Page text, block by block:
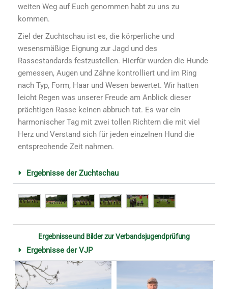
weiten Weg auf Euch genommen habt zu uns zu
kommen.
Ziel der Zuchtschau ist es, die körperliche und
wesensmäßige Eignung zur Jagd und des
Rassestandards festzustellen. Hierfür wurden die Hunde
gemessen, Augen und Zähne kontrolliert und im Ring
nach Typ, Form, Haar und Wesen bewertet. Wir hatten
leicht Regen was unserer Freude am Anblick dieser
prächtigen Rasse keinen abbruch tat. Es war ein
harmonischer Tag mit zwei tollen Richtern die mit viel
Herz und Verstand sich für jeden einzelnen Hund die
entsprechende Zeit nahmen.
Ergebnisse der Zuchtschau
Ergebnisse und Bilder zur Verbandsjugendprüfung
Ergebnisse der VJP